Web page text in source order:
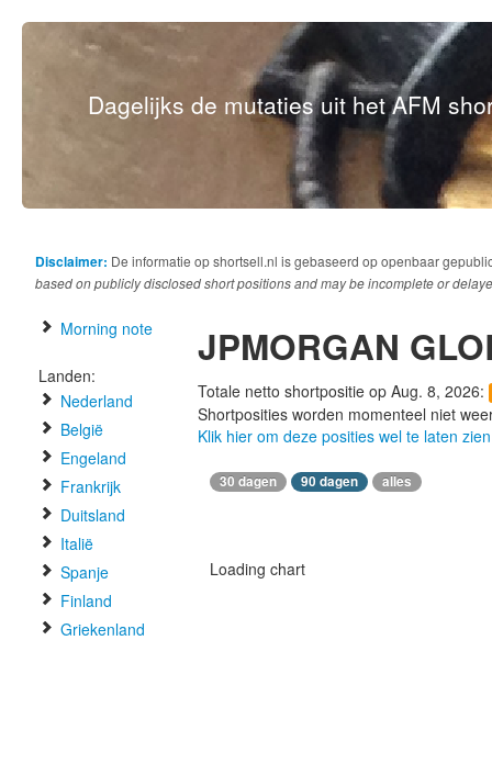
Dagelijks de mutaties uit het AFM
Disclaimer: De informatie op shortsell.nl is gebaseerd op openbaar
based on publicly disclosed short positions and may be incomplete or
Morning note
Landen:
Nederland
België
Engeland
Frankrijk
Duitsland
Italië
Spanje
Finland
Griekenland
JPMORGAN
Totale netto shortpositie op Aug. 8, 2026:
Shortposities worden momenteel niet
Klik hier om deze posities wel te laten zien
30 dagen 90 dagen alles
Loading chart